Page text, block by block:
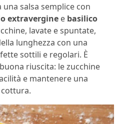
salsa semplice con
extravergine e basilico
lavate e spuntate,
lunghezza con una
sottili e regolari. È
riuscita: le zucchine
e mantenere una